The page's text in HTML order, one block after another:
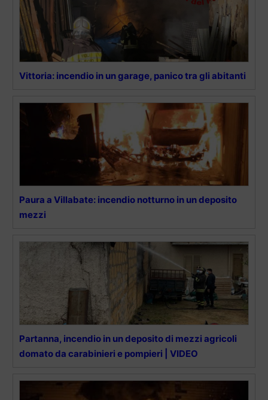
Vittoria: incendio in un garage, panico tra gli abitanti
Paura a Villabate: incendio notturno in un deposito
mezzi
Partanna, incendio in un deposito di mezzi agricoli
domato da carabinieri e pompieri | VIDEO